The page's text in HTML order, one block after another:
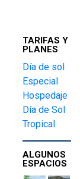
TARIFAS Y
PLANES
Día de sol
Especial
Hospedaje
Día de Sol
Tropical
ALGUNOS
ESPACIOS